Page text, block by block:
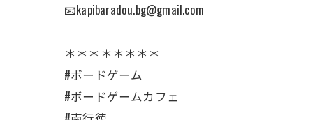
📧kapibaradou.bg@gmail.com
＊＊＊＊＊＊＊＊
#ボードゲーム
#ボードゲームカフェ